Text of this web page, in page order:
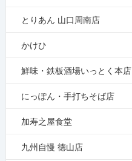
とりあん 山口周南店
かけひ
鮮味・鉄板酒場いっとく本店
にっぽん・手打ちそば店
加寿之屋食堂
九州自慢 徳山店